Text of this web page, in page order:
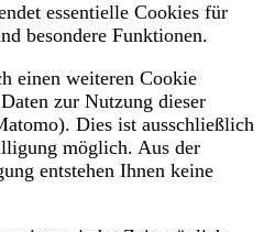
essentielle Cookies für
besondere Funktionen.
einen weiteren Cookie
zur Nutzung dieser
Dies ist ausschließlich
möglich. Aus der
entstehen Ihnen keine